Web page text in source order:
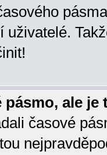
uživatelé.
pásmo, ale je
časové